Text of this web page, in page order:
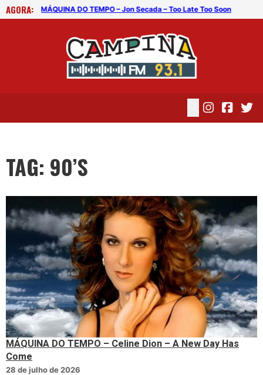
AGORA:
Soon MÁQUINA DO TEMPO – Air Supply – Goodbye
TAG: 90’S
MÁQUINA DO TEMPO – Celine Dion – A New Day Has
Come
28 de julho de 2026